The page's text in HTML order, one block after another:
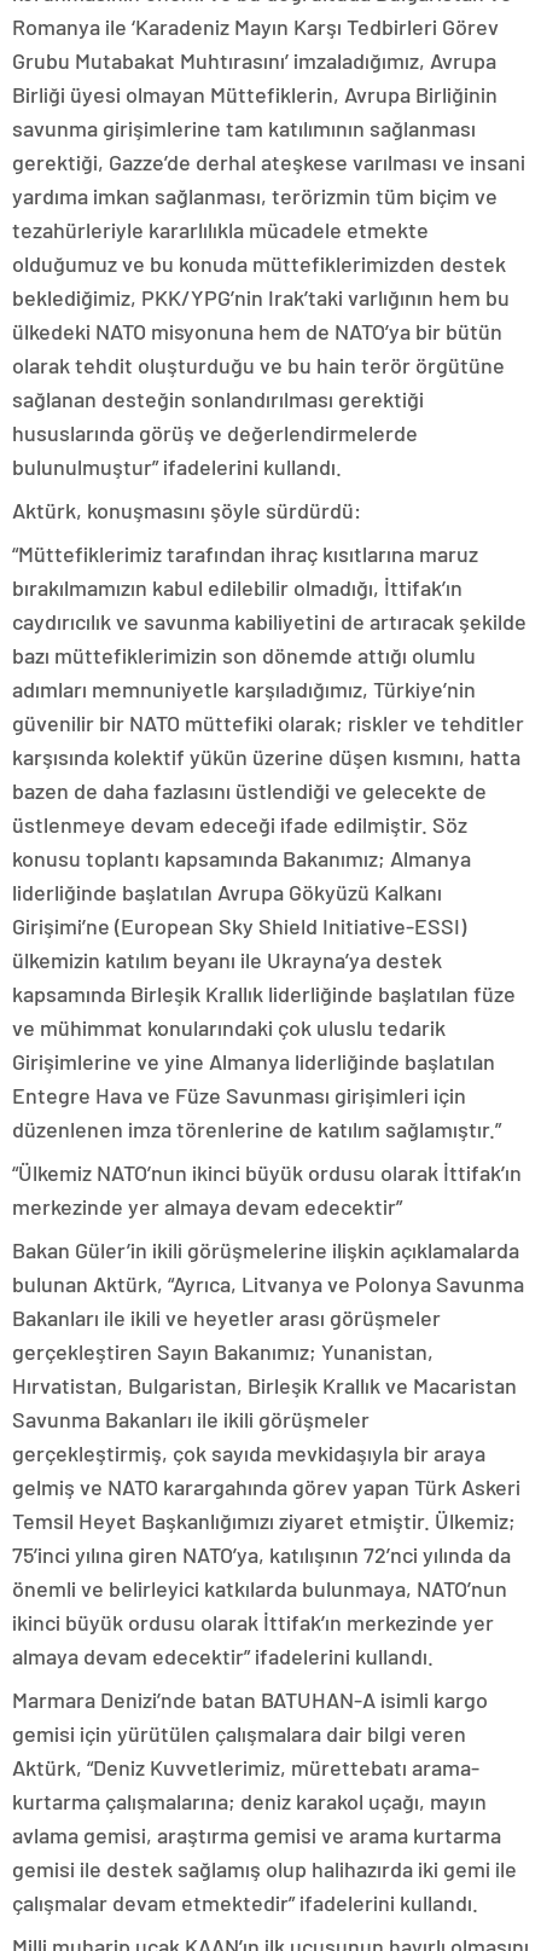
Romanya ile ‘Karadeniz Mayın Karşı Tedbirleri Görev
Grubu Mutabakat Muhtırasını’ imzaladığımız, Avrupa
Birliği üyesi olmayan Müttefiklerin, Avrupa Birliğinin
savunma girişimlerine tam katılımının sağlanması
gerektiği, Gazze’de derhal ateşkese varılması ve insani
yardıma imkan sağlanması, terörizmin tüm biçim ve
tezahürleriyle kararlılıkla mücadele etmekte
olduğumuz ve bu konuda müttefiklerimizden destek
beklediğimiz, PKK/YPG’nin Irak’taki varlığının hem bu
ülkedeki NATO misyonuna hem de NATO’ya bir bütün
olarak tehdit oluşturduğu ve bu hain terör örgütüne
sağlanan desteğin sonlandırılması gerektiği
hususlarında görüş ve değerlendirmelerde
bulunulmuştur” ifadelerini kullandı.
Aktürk, konuşmasını şöyle sürdürdü:
“Müttefiklerimiz tarafından ihraç kısıtlarına maruz
bırakılmamızın kabul edilebilir olmadığı, İttifak’ın
caydırıcılık ve savunma kabiliyetini de artıracak şekilde
bazı müttefiklerimizin son dönemde attığı olumlu
adımları memnuniyetle karşıladığımız, Türkiye’nin
güvenilir bir NATO müttefiki olarak; riskler ve tehditler
karşısında kolektif yükün üzerine düşen kısmını, hatta
bazen de daha fazlasını üstlendiği ve gelecekte de
üstlenmeye devam edeceği ifade edilmiştir. Söz
konusu toplantı kapsamında Bakanımız; Almanya
liderliğinde başlatılan Avrupa Gökyüzü Kalkanı
Girişimi’ne (European Sky Shield Initiative-ESSI)
ülkemizin katılım beyanı ile Ukrayna’ya destek
kapsamında Birleşik Krallık liderliğinde başlatılan füze
ve mühimmat konularındaki çok uluslu tedarik
Girişimlerine ve yine Almanya liderliğinde başlatılan
Entegre Hava ve Füze Savunması girişimleri için
düzenlenen imza törenlerine de katılım sağlamıştır.”
“Ülkemiz NATO’nun ikinci büyük ordusu olarak İttifak’ın
merkezinde yer almaya devam edecektir”
Bakan Güler’in ikili görüşmelerine ilişkin açıklamalarda
bulunan Aktürk, “Ayrıca, Litvanya ve Polonya Savunma
Bakanları ile ikili ve heyetler arası görüşmeler
gerçekleştiren Sayın Bakanımız; Yunanistan,
Hırvatistan, Bulgaristan, Birleşik Krallık ve Macaristan
Savunma Bakanları ile ikili görüşmeler
gerçekleştirmiş, çok sayıda mevkidaşıyla bir araya
gelmiş ve NATO karargahında görev yapan Türk Askeri
Temsil Heyet Başkanlığımızı ziyaret etmiştir. Ülkemiz;
75’inci yılına giren NATO’ya, katılışının 72’nci yılında da
önemli ve belirleyici katkılarda bulunmaya, NATO’nun
ikinci büyük ordusu olarak İttifak’ın merkezinde yer
almaya devam edecektir” ifadelerini kullandı.
Marmara Denizi’nde batan BATUHAN-A isimli kargo
gemisi için yürütülen çalışmalara dair bilgi veren
Aktürk, “Deniz Kuvvetlerimiz, mürettebatı arama-
kurtarma çalışmalarına; deniz karakol uçağı, mayın
avlama gemisi, araştırma gemisi ve arama kurtarma
gemisi ile destek sağlamış olup halihazırda iki gemi ile
çalışmalar devam etmektedir” ifadelerini kullandı.